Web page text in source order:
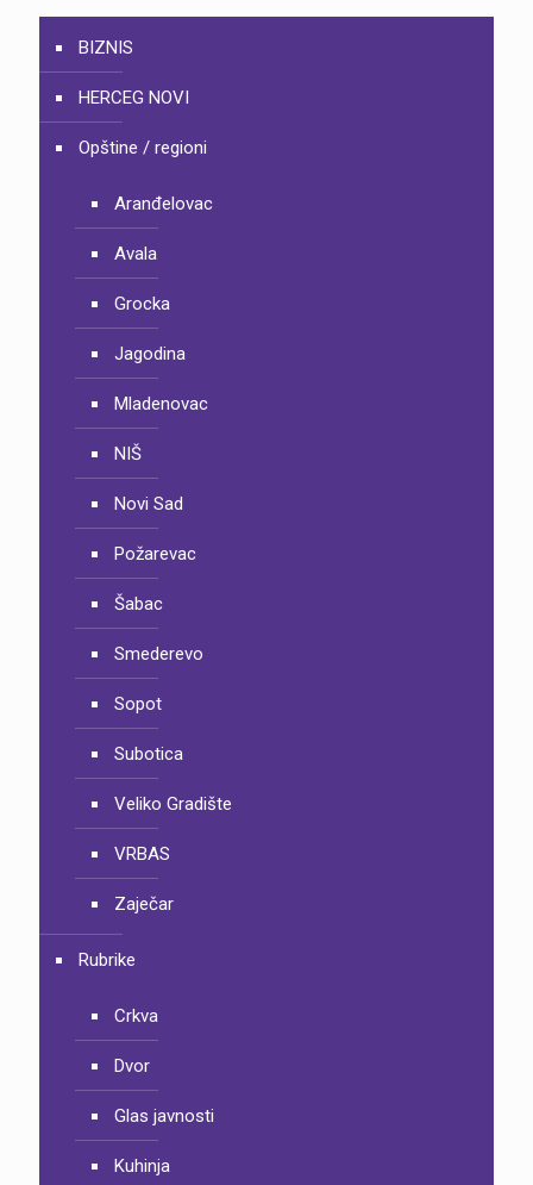
BIZNIS
HERCEG NOVI
Opštine / regioni
Aranđelovac
Avala
Grocka
Jagodina
Mladenovac
NIŠ
Novi Sad
Požarevac
Šabac
Smederevo
Sopot
Subotica
Veliko Gradište
VRBAS
Zaječar
Rubrike
Crkva
Dvor
Glas javnosti
Kuhinja